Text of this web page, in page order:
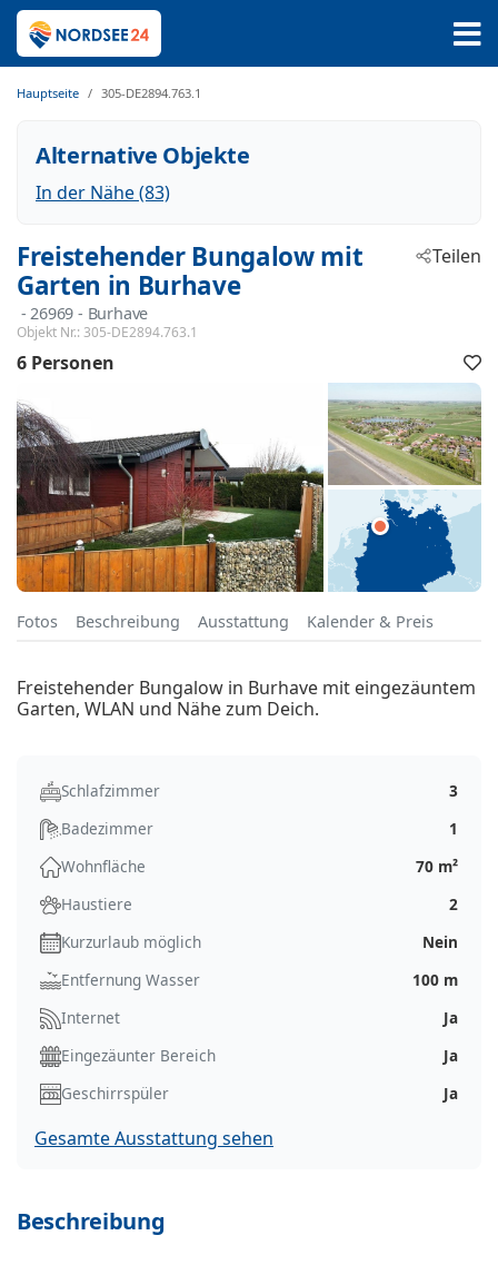
Hauptseite 305-DE2894.763.1
Alternative Objekte
In der Nähe (83)
Freistehender Bungalow mit
Garten in Burhave
- 26969 - Burhave
Objekt Nr.: 305-DE2894.763.1
Teilen
6 Personen
Fotos Beschreibung Ausstattung Kalender & Preis
Freistehender Bungalow in Burhave mit eingezäuntem
Garten, WLAN und Nähe zum Deich.
Schlafzimmer
3
Badezimmer
1
Wohnfläche
70 m²
Haustiere
2
Kurzurlaub möglich
Nein
Entfernung Wasser
100 m
Internet
Ja
Eingezäunter Bereich
Ja
Geschirrspüler
Ja
Gesamte Ausstattung sehen
Beschreibung